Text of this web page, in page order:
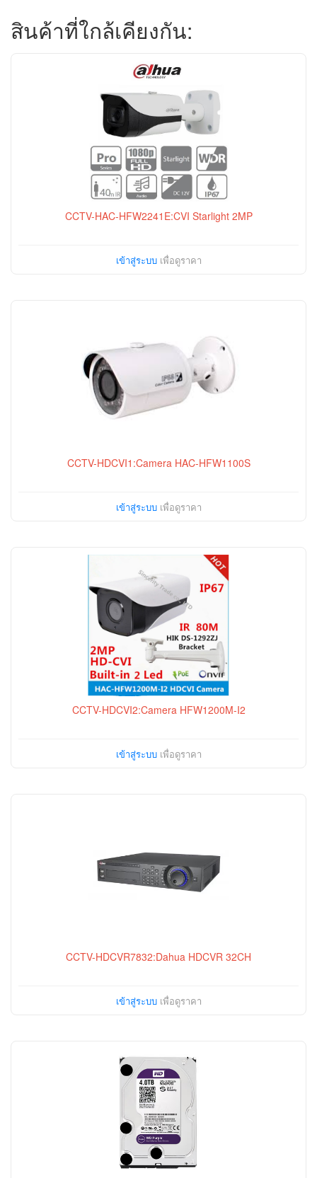
สินค้าที่ใกล้เคียงกัน:
CCTV-HAC-HFW2241E:CVI Starlight 2MP
เข้าสู่ระบบเพื่อดูราคา
CCTV-HDCVI1:Camera HAC-HFW1100S
เข้าสู่ระบบเพื่อดูราคา
CCTV-HDCVI2:Camera HFW1200M-I2
เข้าสู่ระบบเพื่อดูราคา
CCTV-HDCVR7832:Dahua HDCVR 32CH
เข้าสู่ระบบเพื่อดูราคา